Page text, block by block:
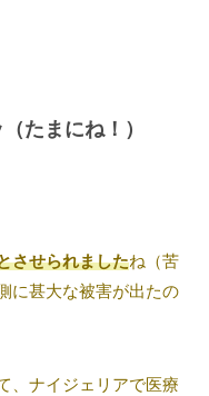
たまにね！）
させられましたね（苦
に甚大な被害が出たの
、ナイジェリアで医療